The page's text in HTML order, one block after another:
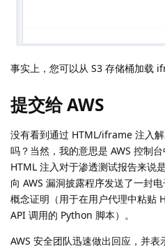
事实上，您可以从 S3 存储桶加载
提交给 AWS
没有看到通过 HTML/iframe 注入
吗？当然，我的意思是 AWS 控制
HTML 注入对于渗透测试报告来说
向 AWS 漏洞披露程序发送了一封
概念证明（用于在用户代理中粘贴
API 调用的 Python 脚本）。
AWS 安全团队迅速做出回应，并